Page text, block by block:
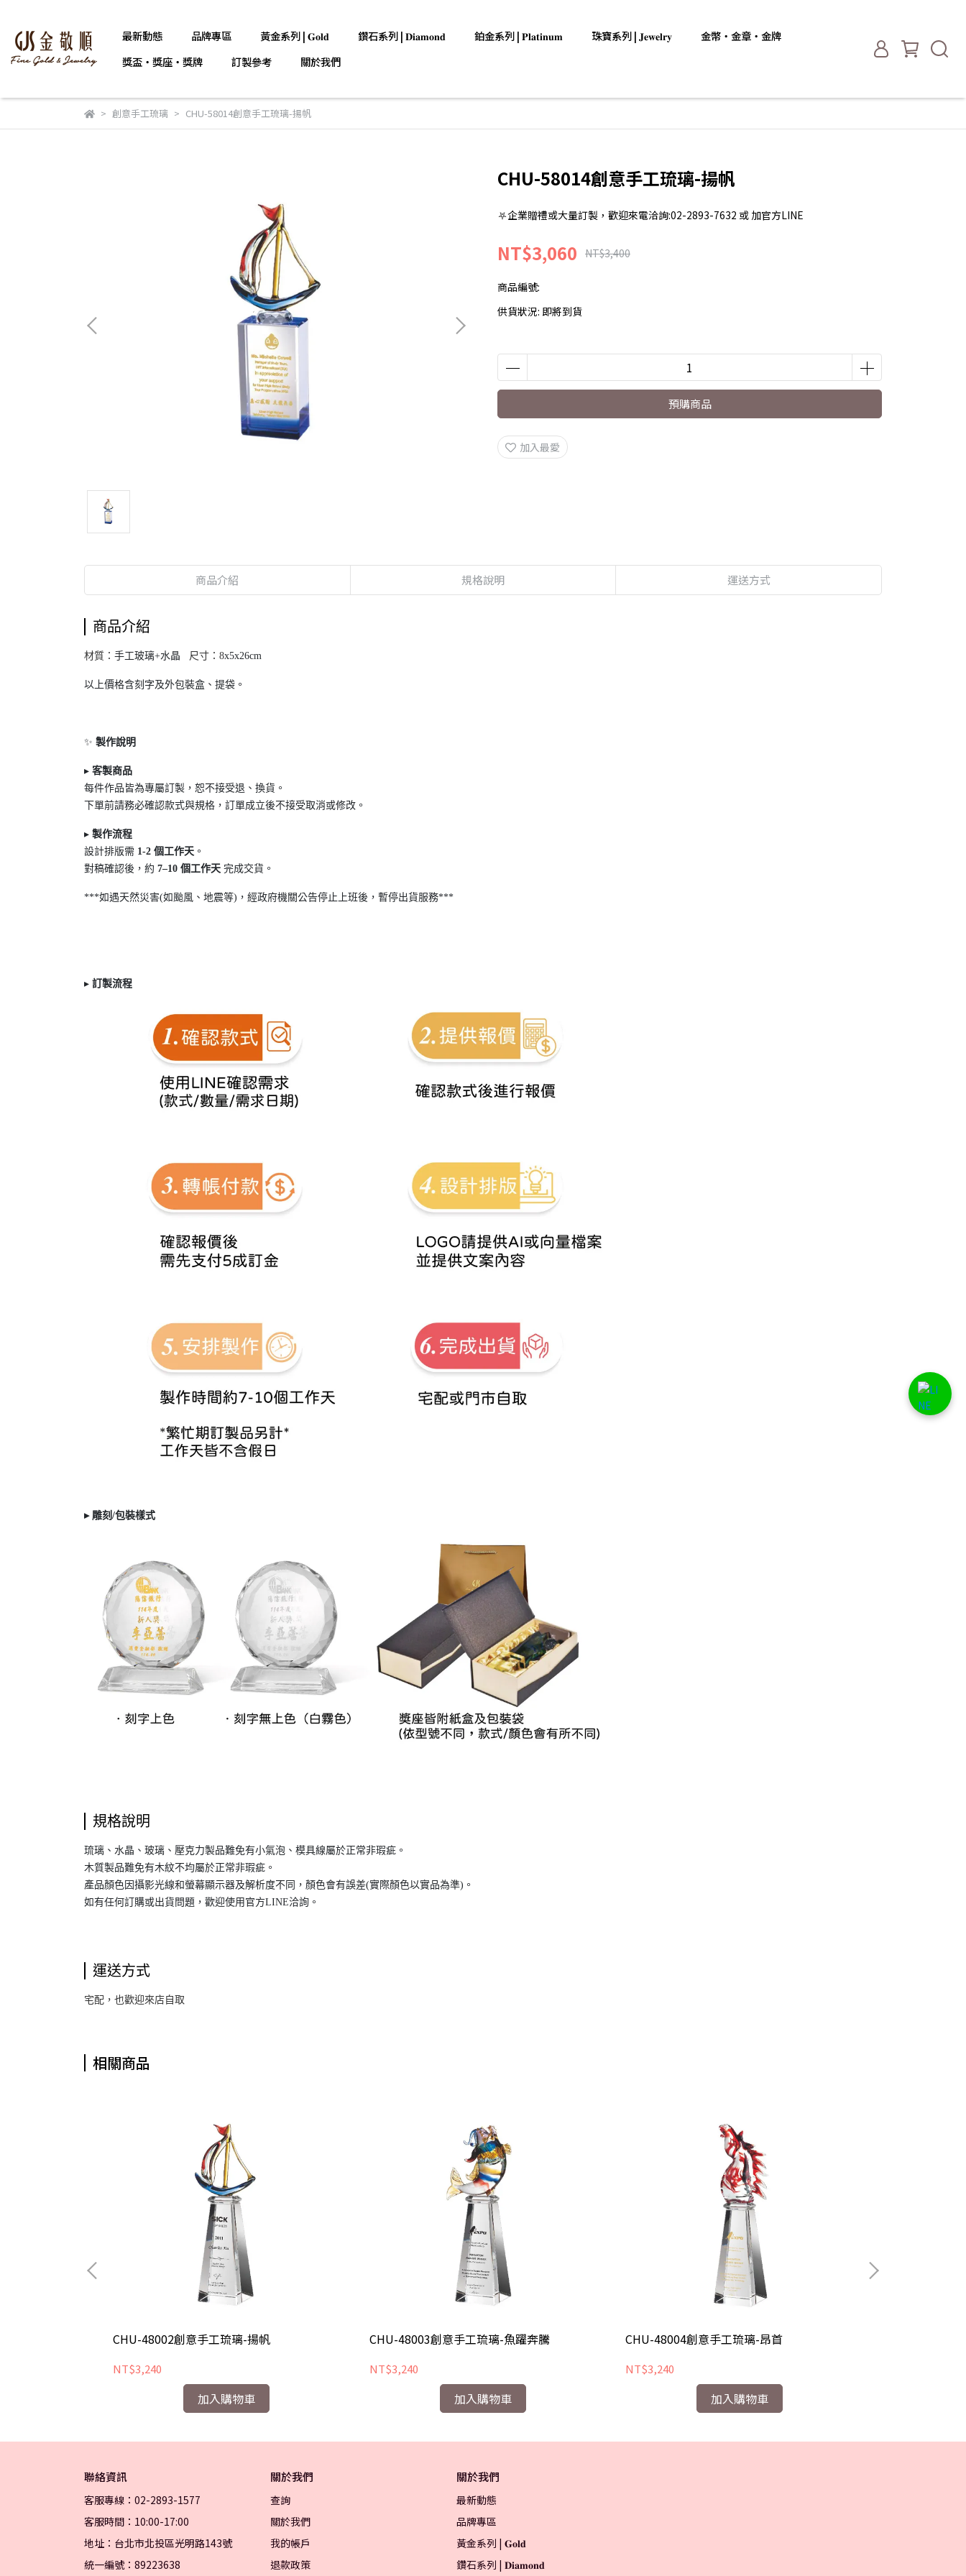
最新動態 品牌專區 黃金系列 | 𝐆𝐨𝐥𝐝 鑽石系列 | 𝐃𝐢𝐚𝐦𝐨𝐧𝐝 鉑金系列 | 𝐏𝐥𝐚𝐭𝐢𝐧𝐮𝐦 珠寶系列 | 𝐉𝐞𝐰𝐞𝐥𝐫𝐲
金幣・金章・金牌
獎盃・獎座・獎牌
訂製參考 關於我們
創意手工琉璃 CHU-58014創意手工琉璃-揚帆
CHU-58014創意手工琉璃-揚帆
⛧企業贈禮或大量訂製，歡迎來電洽詢:02-2893-7632 或 加官方LINE
NT$3,060 NT$3,400
商品編號:
供貨狀況: 即將到貨
預購商品
加入最愛
商品介紹 規格說明 運送方式
商品介紹
材質： 手工玻璃+水晶 尺寸：8x5x26cm
以上價格含刻字及外包裝盒、提袋。
✨ 製作說明
▸ 客製商品
每件作品皆為專屬訂製，恕不接受退 、換貨。
下單前請務必確認款式與規格，訂單成立後不接受取消或修改。
▸ 製作流程
設計排版需 1-2 個工作天 。
對稿確認後，約 7–10 個工作天 完成交貨。
***如遇天然災害(如颱風、地震等)，經政府機關公告停止上班後，暫停出貨服務***
▸ 訂製流程
▸ 雕刻/包裝樣式
規格說明
琉璃、水晶、玻璃、壓克力製品難免有小氣泡、模具線屬於正常非瑕疵。
木質製品難免有木紋不均屬於正常非瑕疵。
產品顏色因攝影光線和螢幕顯示器及解析度不同，顏色會有誤差(實際顏色以實品為準)。
如有任何訂購或出貨問題，歡迎使用官方LINE洽詢。
運送方式
宅配，也歡迎來店自取
相關商品
CHU-48002創意手工琉璃-揚帆
NT$3,240
加入購物車
CHU-48003創意手工琉璃-魚躍奔騰
NT$3,240
加入購物車
CHU-48004創意手工琉璃-昂首
NT$3,240
加入購物車
聯絡資訊
客服專線：02-2893-1577
客服時間：10:00-17:00
地址：台北市北投區光明路143號
統一編號：89223638
關於我們
查詢
關於我們
我的帳戶
退款政策
關於我們
最新動態
品牌專區
黃金系列 | 𝐆𝐨𝐥𝐝
鑽石系列 | 𝐃𝐢𝐚𝐦𝐨𝐧𝐝